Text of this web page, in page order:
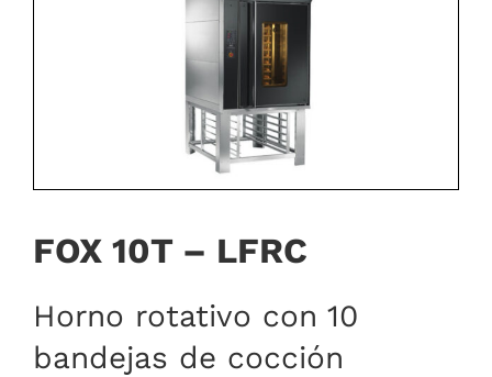
FOX 10T – LFRC
Horno rotativo con 10
bandejas de cocción